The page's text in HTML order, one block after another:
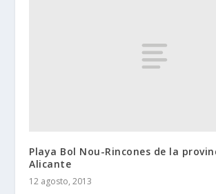
Playa Bol Nou-Rincones de la
Alicante
12 agosto, 2013